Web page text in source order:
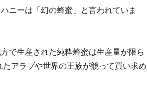
ニーは「幻の蜂蜜」と言われていま
で生産された純粋蜂蜜は生産量が限ら
アラブや世界の王族が競って買い求め